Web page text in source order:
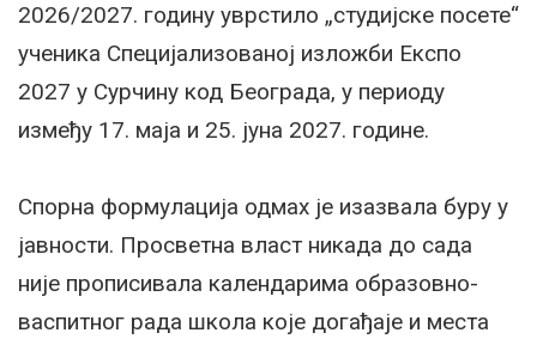
2026/2027. годину уврстило „студијске посете“
ученика Специјализованој изложби Експо
2027 у Сурчину код Београда, у периоду
између 17. маја и 25. јуна 2027. године.
Спорна формулација одмах је изазвала буру у
јавности. Просветна власт никада до сада
није прописивала календарима образовно-
васпитног рада школа које догађаје и места